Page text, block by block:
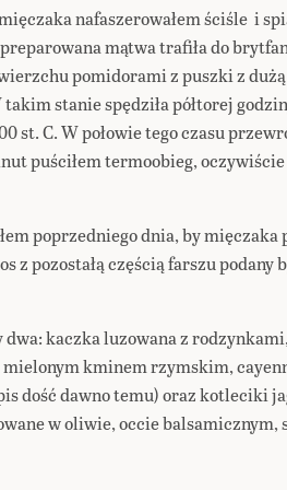
nafaszerowałem ściśle i
mątwa trafiła do
pomidorami z puszki z
stanie spędziła półtorej
st. C. W połowie tego czasu
puściłem termoobieg,
poprzedniego dnia, by
z pozostałą częścią farszu podany
dwa: kaczka luzowana z
kminem rzymskim,
dość dawno temu) oraz kotleciki
w oliwie, occie balsamicznym,